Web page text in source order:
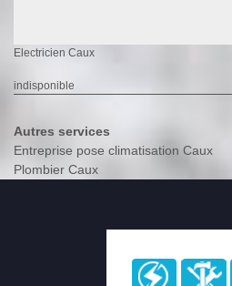
Electricien Caux
indisponible
Autres services
Entreprise pose climatisation Caux
Plombier Caux